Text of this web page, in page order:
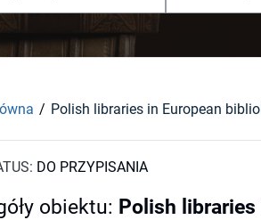
DO PRZYPISANIA
obiektu: Polish